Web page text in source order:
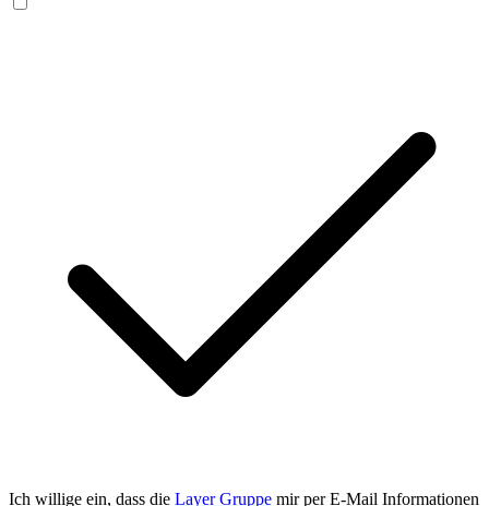
Ich willige ein, dass die Layer Gruppe mir per E-Mail Informationen